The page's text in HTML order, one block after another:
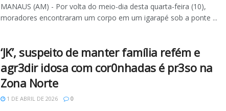
MANAUS (AM) - Por volta do meio-dia desta quarta-feira (10),
moradores encontraram um corpo em um igarapé sob a ponte ...
‘JK’, suspeito de manter família refém e
agr3dir idosa com cor0nhadas é pr3so na
Zona Norte
1 DE ABRIL DE 2026 0